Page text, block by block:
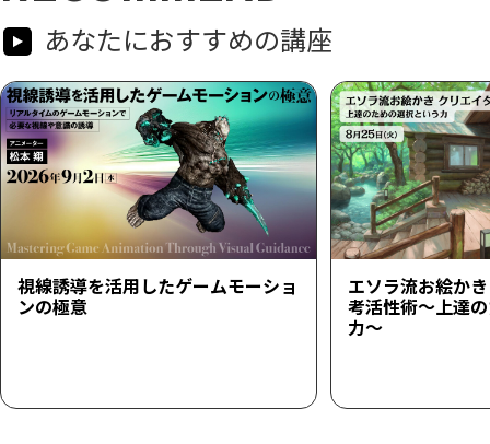
あなたにおすすめの講座
視線誘導を活用したゲームモーショ
ンの極意
エソラ流お絵か
考活性術～上達
力～